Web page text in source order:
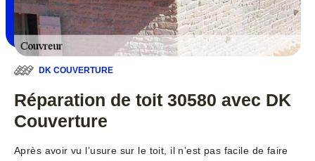
DK COUVERTURE
Réparation de toit 30580 avec DK
Couverture
Après avoir vu l’usure sur le toit, il n’est pas facile de faire